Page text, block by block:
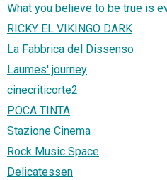
What you believe to be true is
RICKY EL VIKINGO DARK
La Fabbrica del Dissenso
Laumes' journey
cinecriticorte2
POCA TINTA
Stazione Cinema
Rock Music Space
Delicatessen